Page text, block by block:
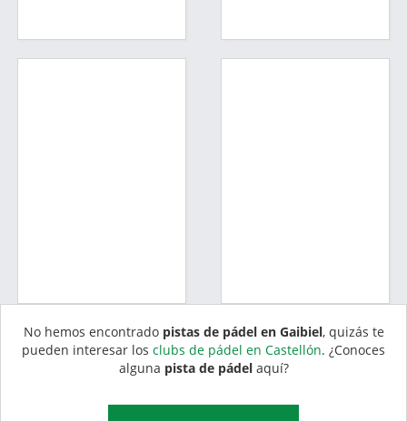
No hemos encontrado pistas de pádel en Gaibiel, quizás te
pueden interesar los clubs de pádel en Castellón. ¿Conoces
alguna pista de pádelaquí?